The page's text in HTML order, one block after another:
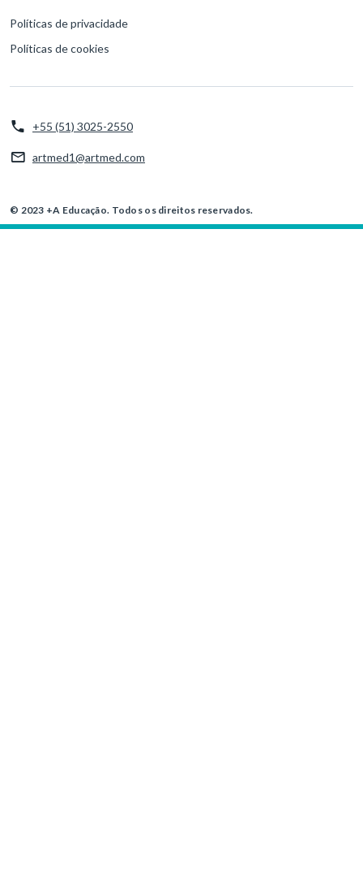
Políticas de privacidade
Políticas de cookies
+55 (51) 3025-2550
artmed1@artmed.com
© 2023 +A Educação. Todos os direitos reservados.